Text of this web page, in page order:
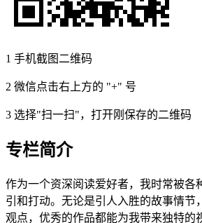
1 手机截图二维码
2 微信点击右上方的 "+" 号
3 选择"扫一扫"，打开刚保存的二维码
专栏简介
作为一个资深阅读爱好者，我时常被各
引和打动。无论是引人入胜的故事情节
观点，优秀的作品都能为我带来独特的